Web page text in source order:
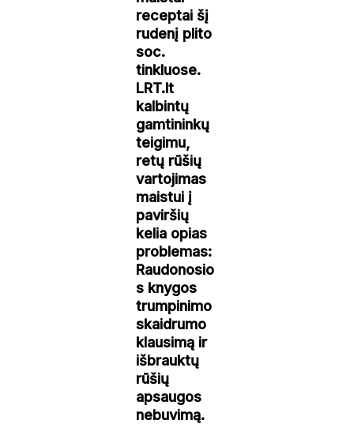
receptai šį
rudenį plito
soc.
tinkluose.
LRT.lt
kalbintų
gamtininkų
teigimu,
retų rūšių
vartojimas
maistui į
paviršių
kelia opias
problemas:
Raudonosio
s knygos
trumpinimo
skaidrumo
klausimą ir
išbrauktų
rūšių
apsaugos
nebuvimą.